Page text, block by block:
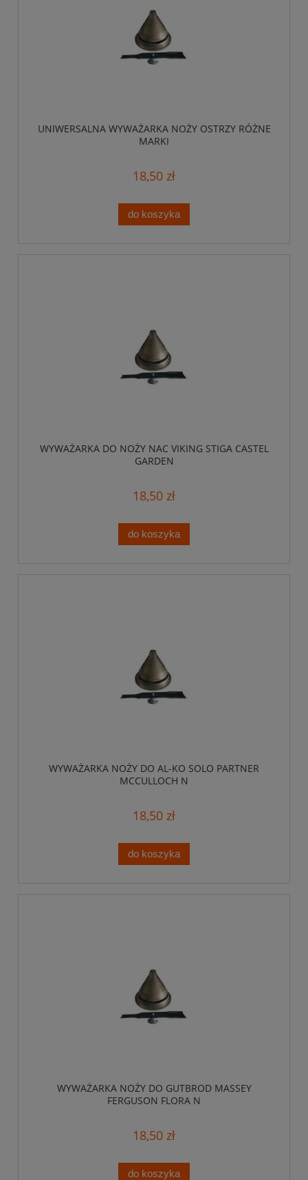
UNIWERSALNA WYWAŻARKA NOŻY OSTRZY RÓŻNE
MARKI
18,50 zł
do koszyka
WYWAŻARKA DO NOŻY NAC VIKING STIGA CASTEL
GARDEN
18,50 zł
do koszyka
WYWAŻARKA NOŻY DO AL-KO SOLO PARTNER
MCCULLOCH N
18,50 zł
do koszyka
WYWAŻARKA NOŻY DO GUTBROD MASSEY
FERGUSON FLORA N
18,50 zł
do koszyka